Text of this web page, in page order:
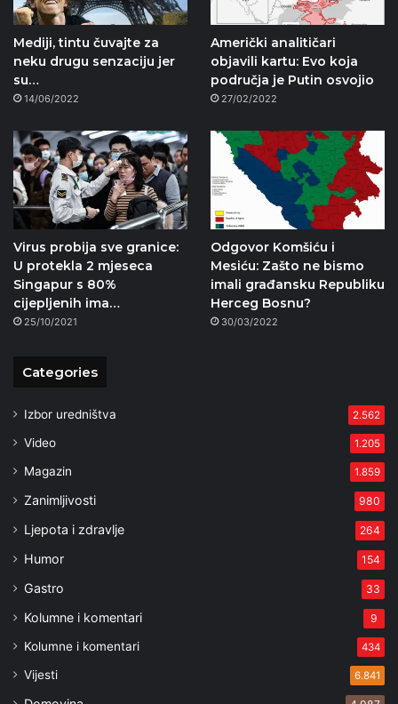
Mediji, tintu čuvajte za
neku drugu senzaciju jer
su…
14/06/2022
Američki analitičari
objavili kartu: Evo koja
područja je Putin osvojio
27/02/2022
Virus probija sve granice:
U protekla 2 mjeseca
Singapur s 80%
cijepljenih ima…
25/10/2021
Odgovor Komšiću i
Mesiću: Zašto ne bismo
imali građansku Republiku
Herceg Bosnu?
30/03/2022
Categories
Izbor uredništva 2.562
Video 1.205
Magazin 1.859
Zanimljivosti 980
Ljepota i zdravlje 264
Humor 154
Gastro 33
Kolumne i komentari 9
Kolumne i komentari 434
Vijesti 6.841